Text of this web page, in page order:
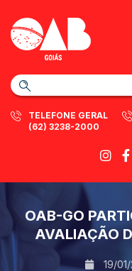
TELEFONE GERAL
(62) 3238-2000
OAB-GO
AVALIAÇÃO
19/